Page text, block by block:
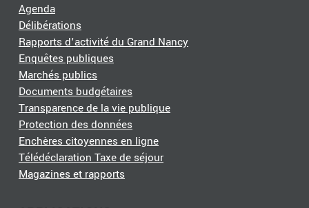
Agenda
Délibérations
Rapports d'activité du Grand Nancy
Enquêtes publiques
Marchés publics
Documents budgétaires
Transparence de la vie publique
Protection des données
Enchères citoyennes en ligne
Télédéclaration Taxe de séjour
Magazines et rapports